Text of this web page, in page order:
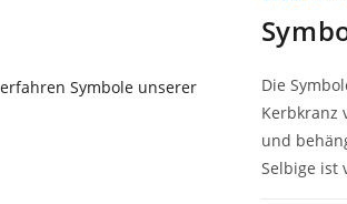
Die
Kerbkranz
und
Selbige ist